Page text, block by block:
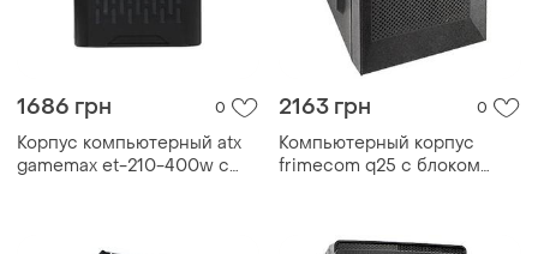
1686 грн 0
Корпус компьютерный atx
gamemax et-210-400w с
2163 грн 0
Компьютерный корпус
frimecom q25 с блоком